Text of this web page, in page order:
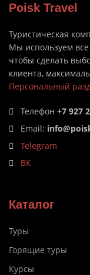
Poisk Travel
Туристическая
Мы используем все
чтобы сделать
клиента,
Персональный
Телефон +7 927
Email:
Telegram
ВК
Каталог
Туры
Горящие туры
Курсы